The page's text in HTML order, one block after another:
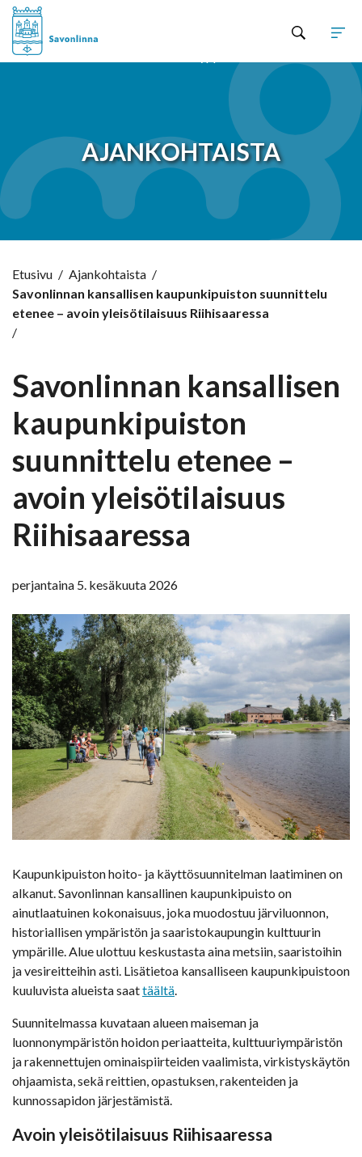
AJANKOHTAISTA
Etusivu / Ajankohtaista /
Savonlinnan kansallisen kaupunkipuiston suunnittelu
etenee – avoin yleisötilaisuus Riihisaaressa
/
Savonlinnan kansallisen
kaupunkipuiston
suunnittelu etenee –
avoin yleisötilaisuus
Riihisaaressa
perjantaina 5. kesäkuuta 2026
Kaupunkipuiston hoito- ja käyttösuunnitelman laatiminen on
alkanut. Savonlinnan kansallinen kaupunkipuisto on
ainutlaatuinen kokonaisuus, joka muodostuu järviluonnon,
historiallisen ympäristön ja saaristokaupungin kulttuurin
ympärille. Alue ulottuu keskustasta aina metsiin, saaristoihin
ja vesireitteihin asti. Lisätietoa kansalliseen kaupunkipuistoon
kuuluvista alueista saattäältä.
Suunnitelmassa kuvataan alueen maiseman ja
luonnonympäristön hoidon periaatteita, kulttuuriympäristön
ja rakennettujen ominaispiirteiden vaalimista, virkistyskäytön
ohjaamista, sekä reittien, opastuksen, rakenteiden ja
kunnossapidon järjestämistä.
Avoin yleisötilaisuus Riihisaaressa